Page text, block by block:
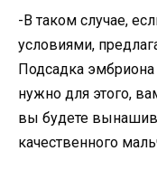
-В таком случае,
условиями,
Подсадка эмбриона
нужно для этого,
вы будете
качественного